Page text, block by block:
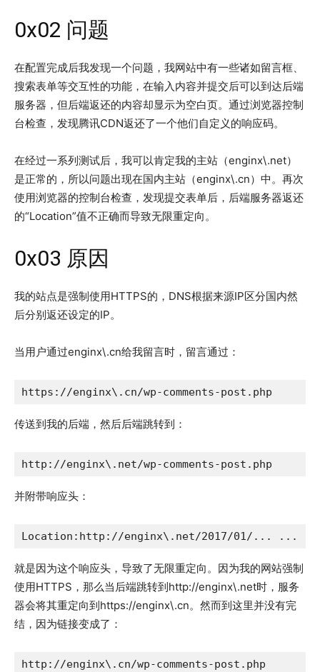
0x02 问题
在配置完成后我发现一个问题，我网站中有一些诸如留言框、
搜索表单等交互性的功能，在输入内容并提交后可以到达后端
服务器，但后端返还的内容却显示为空白页。通过浏览器控制
台检查，发现腾讯CDN返还了一个他们自定义的响应码。
在经过一系列测试后，我可以肯定我的主站（enginx\.net）
是正常的，所以问题出现在国内主站（enginx\.cn）中。再次
使用浏览器的控制台检查，发现提交表单后，后端服务器返还
的“Location”值不正确而导致无限重定向。
0x03 原因
我的站点是强制使用HTTPS的，DNS根据来源IP区分国内然
后分别返还设定的IP。
当用户通过enginx\.cn给我留言时，留言通过：
https://enginx\.cn/wp-comments-post.php
传送到我的后端，然后后端跳转到：
并附带响应头：
Location:http://enginx\.net/2017/01/... ...
就是因为这个响应头，导致了无限重定向。因为我的网站强制
使用HTTPS，那么当后端跳转到http://enginx\.net时，服务
器会将其重定向到https://enginx\.cn。然而到这里并没有完
结，因为链接变成了：
http://enginx\.cn/wp-comments-post.php